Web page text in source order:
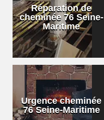
Réparation de
cheminée 76 Seine-
Maritime
Urgence cheminée
76 Seine-Maritime